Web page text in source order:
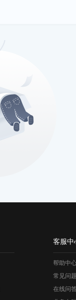
客服中
帮助中
常见问题
在线问答